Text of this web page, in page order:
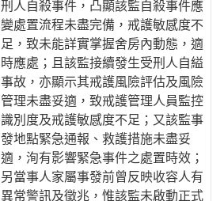
刑人自殺事件，凸顯該監自殺事件應
變處置流程未盡完備，戒護敏感度不
足，致未能詳實掌握舍房內動態，適
時應處；且該監接續發生受刑人自縊
事故，亦顯示其戒護風險評估及風險
管理未盡妥適，致戒護管理人員監控
識別度及戒護敏感度不足；又該監事
發地點緊急通報、救護措施未盡妥
適，洵有影響緊急事件之處置時效；
另當事人家屬事發前曾反映收容人有
異常警訊及徵兆，惟該監未啟動正式